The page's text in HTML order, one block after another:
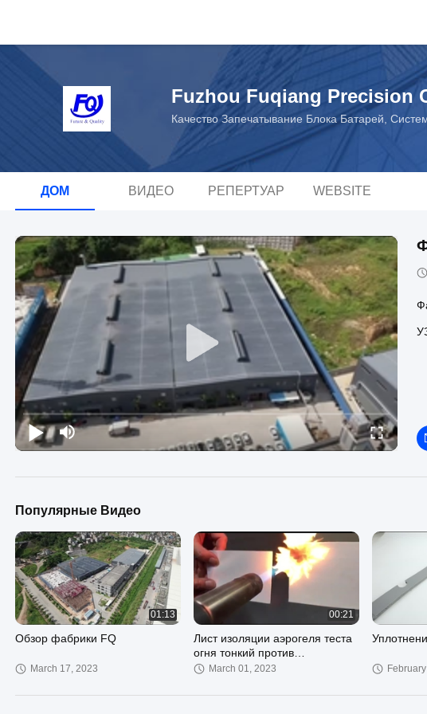
Fuzhou Fuqiang Precision
Качество Запечатывание Блока Батарей,
ДОМ ВИДЕО РЕПЕРТУАР WEBSITE
Популярные Видео
01:13
Обзор фабрики FQ
March 17, 2023
00:21
Лист изоляции аэрогеля теста
огня тонкий против
керамического продукта
March 01, 2023